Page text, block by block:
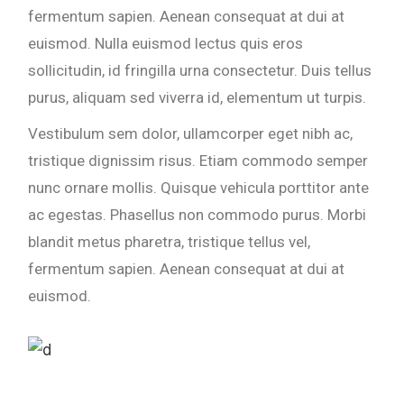
fermentum sapien. Aenean consequat at dui at
euismod. Nulla euismod lectus quis eros
sollicitudin, id fringilla urna consectetur. Duis tellus
purus, aliquam sed viverra id, elementum ut turpis.
Vestibulum sem dolor, ullamcorper eget nibh ac,
tristique dignissim risus. Etiam commodo semper
nunc ornare mollis. Quisque vehicula porttitor ante
ac egestas. Phasellus non commodo purus. Morbi
blandit metus pharetra, tristique tellus vel,
fermentum sapien. Aenean consequat at dui at
euismod.